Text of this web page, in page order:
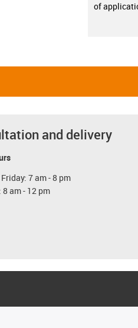
of
and delivery
7 am - 8 pm
am - 12 pm